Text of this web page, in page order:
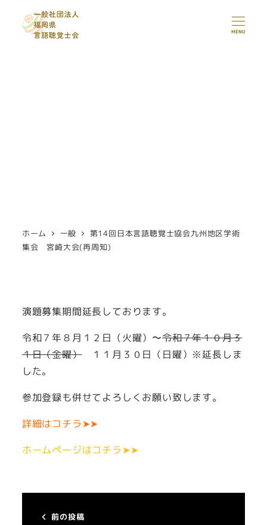
MENU
ホーム 一般
第14回日本言語聴覚士協会九州地区学術
集会 宮崎大会(再周知)
演題募集期間延長しております。
令和７年８月１２日（火曜）〜令和７年１０月３
１日（金曜）１１月３０日（日曜）※延長しま
した。
参加登録も併せてよろしくお願い致します。
詳細はコチラ➤➤
ホームページはコチラ➤➤
前の投稿